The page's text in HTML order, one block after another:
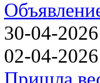
30-04-2026
02-04-2026
Пришла